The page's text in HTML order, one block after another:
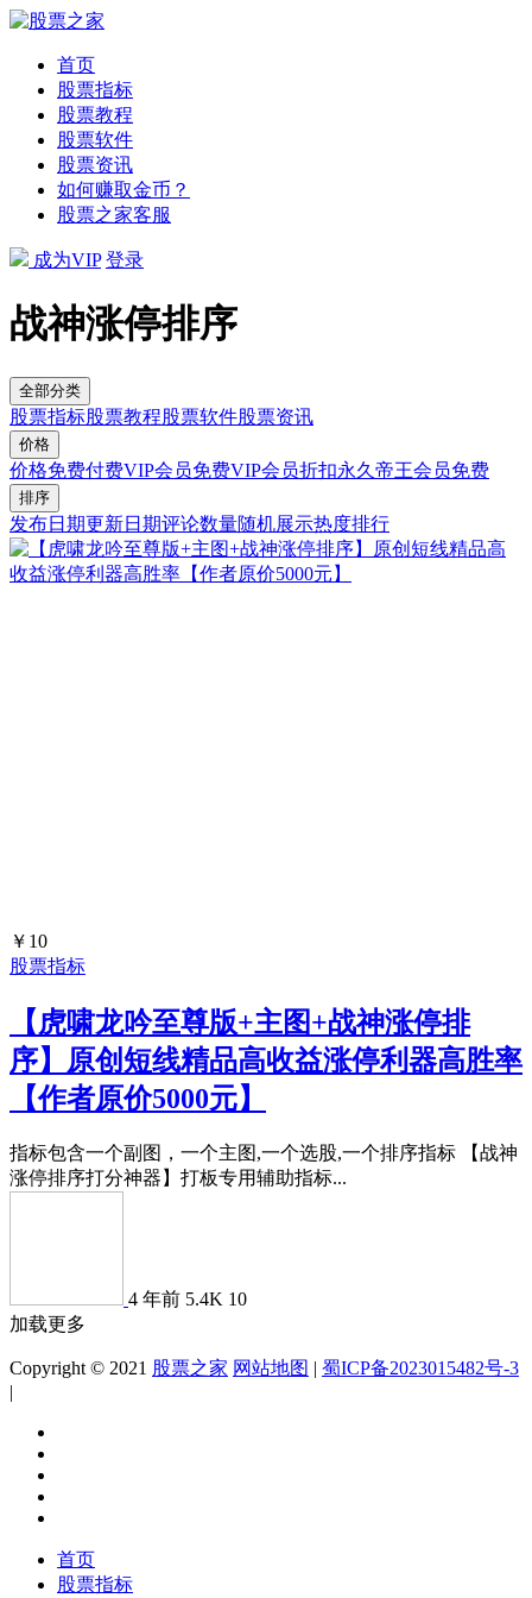
首页
股票指标
股票教程
股票软件
股票资讯
如何赚取金币？
股票之家客服
成为VIP 登录
战神涨停排序
全部分类
股票指标股票教程股票软件股票资讯
价格
价格免费付费VIP会员免费VIP会员折扣永久帝王会员免费
排序
发布日期更新日期评论数量随机展示热度排行
￥10
股票指标
【虎啸龙吟至尊版+主图+战神涨停排
序】原创短线精品高收益涨停利器高胜率
【作者原价5000元】
指标包含一个副图，一个主图,一个选股,一个排序指标 【战神
涨停排序打分神器】打板专用辅助指标...
4 年前 5.4K 10
加载更多
Copyright © 2021 股票之家 网站地图 | 蜀ICP备2023015482号-3
|
首页
股票指标